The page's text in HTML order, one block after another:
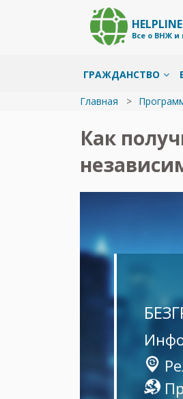
HELPLINE
Все о ВНЖ и
ГРАЖДАНСТВО
Главная
Как